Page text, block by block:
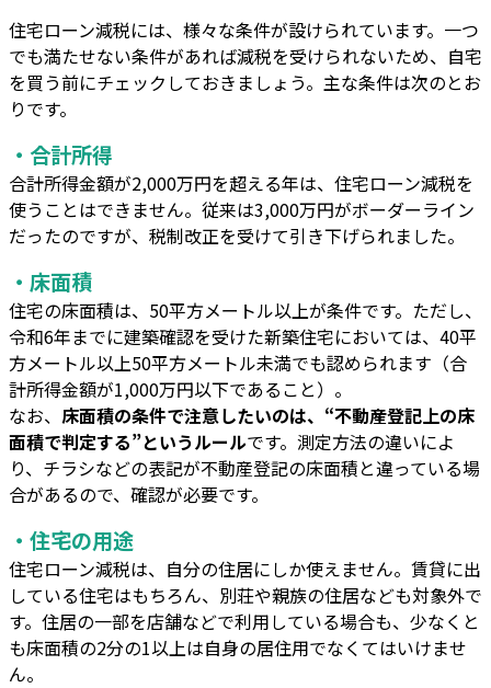
住宅ローン減税には、様々な条件が設けられています。一つ
でも満たせない条件があれば減税を受けられないため、自宅
を買う前にチェックしておきましょう。主な条件は次のとお
りです。
・合計所得
合計所得金額が2,000万円を超える年は、住宅ローン減税を
使うことはできません。従来は3,000万円がボーダーライン
だったのですが、税制改正を受けて引き下げられました。
・床面積
住宅の床面積は、50平方メートル以上が条件です。ただし、
令和6年までに建築確認を受けた新築住宅においては、40平
方メートル以上50平方メートル未満でも認められます（合
計所得金額が1,000万円以下であること）。
なお、 床面積の条件で注意したいのは、“不動産登記上の床
面積で判定する”というルールです。測定方法の違いによ
り、チラシなどの表記が不動産登記の床面積と違っている場
合があるので、確認が必要です。
・住宅の用途
住宅ローン減税は、自分の住居にしか使えません。賃貸に出
している住宅はもちろん、別荘や親族の住居なども対象外で
す。住居の一部を店舗などで利用している場合も、少なくと
も床面積の2分の1以上は自身の居住用でなくてはいけませ
ん。